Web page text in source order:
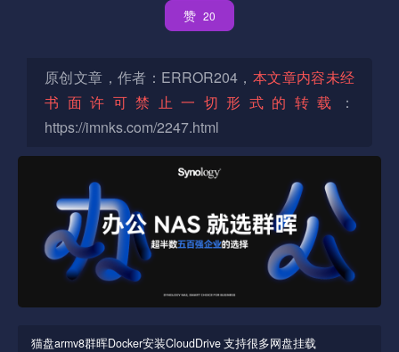
赞 20
原创文章，作者：ERROR204， 本文章内容未经
书面许可禁止一切形式的转载
：
https://imnks.com/2247.html
猫盘armv8群晖Docker安装CloudDrive 支持很多网盘挂载